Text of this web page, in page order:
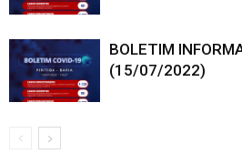
BOLETIM
(15/07/2022)